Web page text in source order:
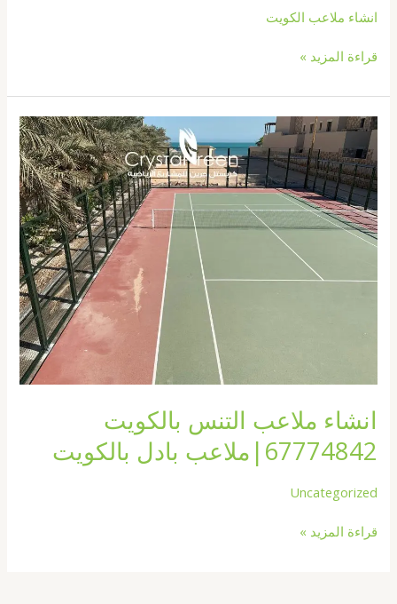
انشاء ملاعب الكويت
قراءة المزيد »
انشاء ملاعب التنس بالكويت
67774842|ملاعب بادل بالكويت
Uncategorized
انشاء
ملاعب
التنس
بالكويت
67774842|
ملاعب
بادل
قراءة المزيد »